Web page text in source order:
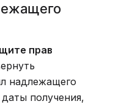
прав
надлежащего
получения,